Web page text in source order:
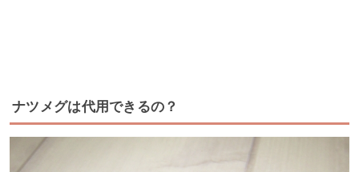
ナツメグは代用できるの？